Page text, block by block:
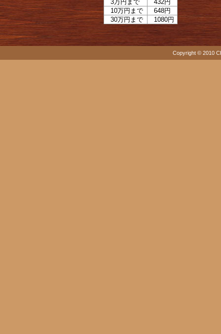
3万円まで
432円
10万円まで
648円
30万円まで
1080円
Copyright © 2010